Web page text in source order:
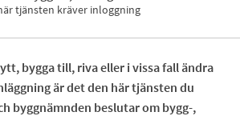
tjänsten kräver inloggning
bygga till, riva eller i vissa fall ändra
är det den här tjänsten du
byggnämnden beslutar om bygg-,